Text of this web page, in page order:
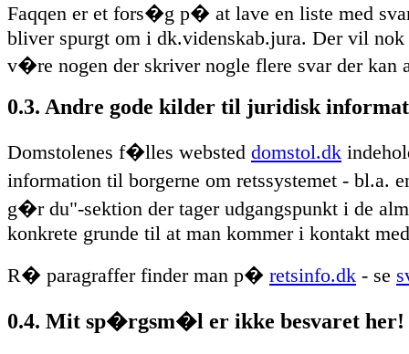
Faqqen er et fors�g p� at lave en liste med
bliver spurgt om i dk.videnskab.jura. Der vil nok
v�re nogen der skriver nogle flere svar der kan
0.3. Andre gode kilder til juridisk
Domstolenes f�lles websted domstol.dk
information til borgerne om retssystemet - bl.a.
g�r du"-sektion der tager udgangspunkt i de
konkrete grunde til at man kommer i kontakt
R� paragraffer finder man p� retsinfo.dk - se
0.4. Mit sp�rgsm�l er ikke besvaret her!